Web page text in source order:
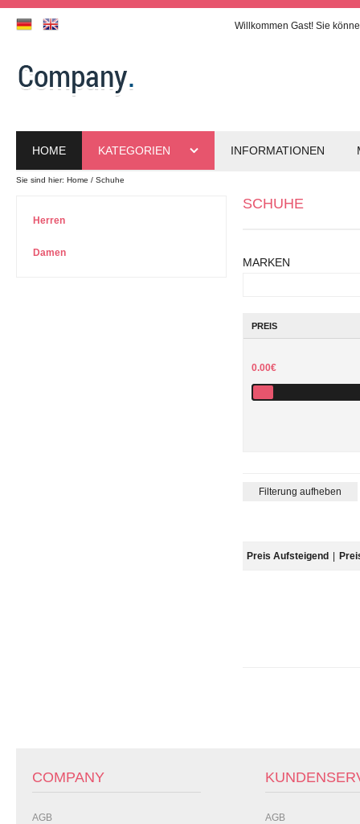
Willkommen Gast! Sie
HOME KATEGORIEN INFORMATIONEN
Sie sind hier: Home Schuhe
Herren
Damen
SCHUHE
MARKEN
PREIS
0.00€
Filterung aufheben
Preis Aufsteigend
COMPANY
AGB AGB